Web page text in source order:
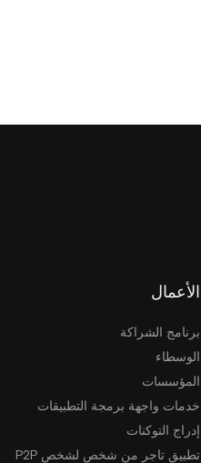
الأعمال
برنامج الشراكة
الوسطاء
المؤسسات
خدمات واجهة برمجة التطبيقات
إدراج التوكنات
تطبيق تاجر من شخص لشخص P2P